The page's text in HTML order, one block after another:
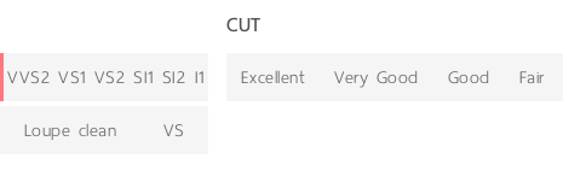
VVS2 VS1 VS2 SI1 SI2 I1
Loupe clean VS
CUT
Excellent Very Good Good Fair